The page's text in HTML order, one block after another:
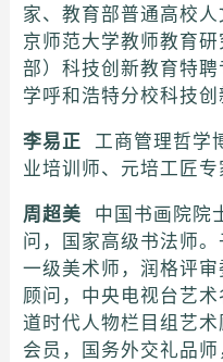
家、教育部普通高校
京师范大学教师教育
部）科技创新教育特
学呼和浩特分校科技创
李易正 工商管理哲学
业培训师、元培工匠专
周超美 中国书画院院
问，国家高级书法师
一级美术师，润格评
顾问，中央电视台艺
道时代人物栏目组艺
会员，国务外交礼品